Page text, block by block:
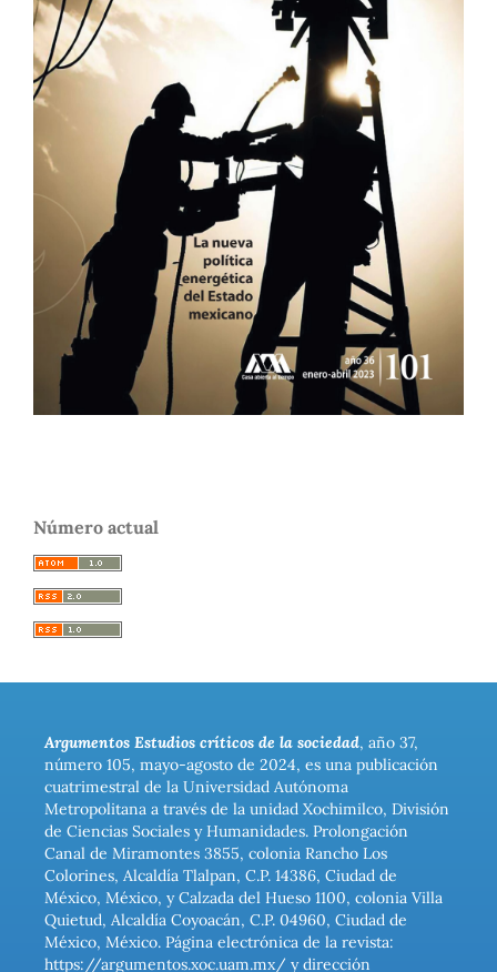
Número actual
Argumentos Estudios críticos de la sociedad, año 37,
número 105, mayo-agosto de 2024, es una publicación
cuatrimestral de la Universidad Autónoma
Metropolitana a través de la unidad Xochimilco, División
de Ciencias Sociales y Humanidades. Prolongación
Canal de Miramontes 3855, colonia Rancho Los
Colorines, Alcaldía Tlalpan, C.P. 14386, Ciudad de
México, México, y Calzada del Hueso 1100, colonia Villa
Quietud, Alcaldía Coyoacán, C.P. 04960, Ciudad de
México, México. Página electrónica de la revista:
https://argumentos.xoc.uam.mx/ y dirección